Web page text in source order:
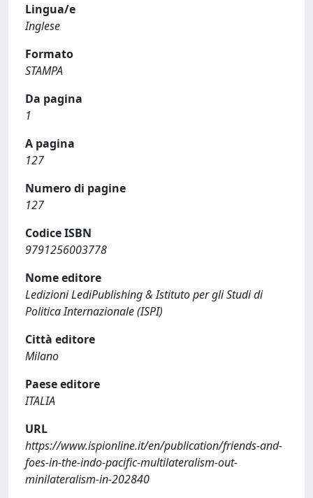
Lingua/e
Inglese
Formato
STAMPA
Da pagina
1
A pagina
127
Numero di pagine
127
Codice ISBN
9791256003778
Nome editore
Ledizioni LediPublishing & Istituto per gli Studi di
Politica Internazionale (ISPI)
Città editore
Milano
Paese editore
ITALIA
URL
https://www.ispionline.it/en/publication/friends-and-
foes-in-the-indo-pacific-multilateralism-out-
minilateralism-in-202840